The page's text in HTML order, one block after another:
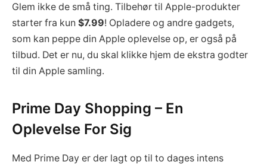
Glem ikke de små ting. Tilbehør til Apple-produkter
starter fra kun $7.99! Opladere og andre gadgets,
som kan peppe din Apple oplevelse op, er også på
tilbud. Det er nu, du skal klikke hjem de ekstra godter
til din Apple samling.
Prime Day Shopping – En
Oplevelse For Sig
Med Prime Day er der lagt op til to dages intens